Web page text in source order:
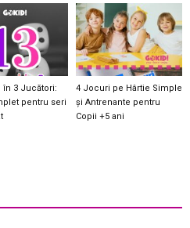
în 3 Jucători:
pentru seri
4 Jocuri pe Hârtie Simple
și Antrenante pentru
Copii +5 ani